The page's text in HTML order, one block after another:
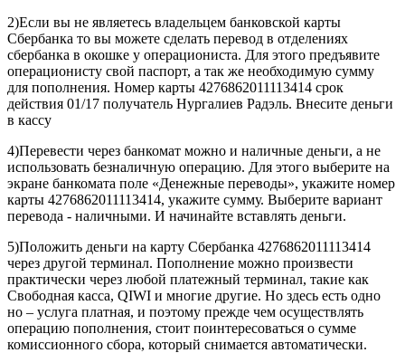
2)Если вы не являетесь владельцем банковской карты
Сбербанка то вы можете сделать перевод в отделениях
сбербанка в окошке у операциониста. Для этого предъявите
операционисту свой паспорт, а так же необходимую сумму
для пополнения. Номер карты 4276862011113414 срок
действия 01/17 получатель Нургалиев Радэль. Внесите деньги
в кассу
4)Перевести через банкомат можно и наличные деньги, а не
использовать безналичную операцию. Для этого выберите на
экране банкомата поле «Денежные переводы», укажите номер
карты 4276862011113414, укажите сумму. Выберите вариант
перевода - наличными. И начинайте вставлять деньги.
5)Положить деньги на карту Сбербанка 4276862011113414
через другой терминал. Пополнение можно произвести
практически через любой платежный терминал, такие как
Свободная касса, QIWI и многие другие. Но здесь есть одно
но – услуга платная, и поэтому прежде чем осуществлять
операцию пополнения, стоит поинтересоваться о сумме
комиссионного сбора, который снимается автоматически.